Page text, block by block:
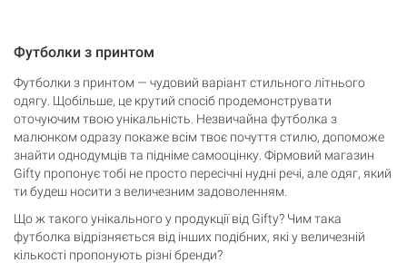
Футболки з принтом
Футболки з принтом — чудовий варіант стильного літнього
одягу. Щобільше, це крутий спосіб продемонструвати
оточуючим твою унікальність. Незвичайна футболка з
малюнком одразу покаже всім твоє почуття стилю, допоможе
знайти однодумців та підніме самооцінку. Фірмовий магазин
Gifty пропонує тобі не просто пересічні нудні речі, але одяг, який
ти будеш носити з величезним задоволенням.
Що ж такого унікального у продукції від Gifty? Чим така
футболка відрізняється від інших подібних, які у величезній
кількості пропонують різні бренди?
Кошик0 товари
Кошик порожній